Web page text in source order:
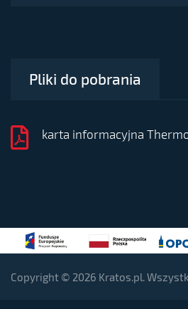
Pliki do pobrania
karta informacyjna
Copyright © 2026 Kratos.pl.